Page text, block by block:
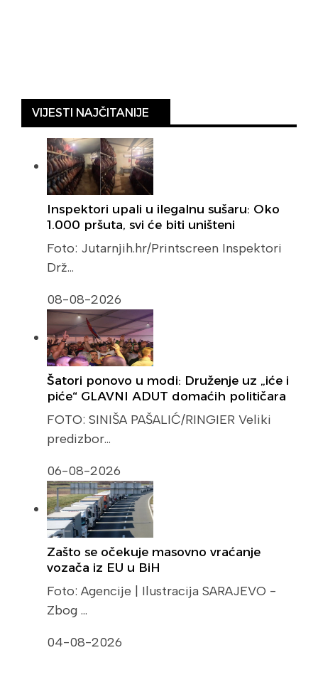
VIJESTI NAJČITANIJE
Inspektori upali u ilegalnu sušaru: Oko
1.000 pršuta, svi će biti uništeni
Foto: Jutarnjih.hr/Printscreen Inspektori
Drž…
08-08-2026
Šatori ponovo u modi: Druženje uz „iće i
piće“ GLAVNI ADUT domaćih političara
FOTO: SINIŠA PAŠALIĆ/RINGIER Veliki
predizbor…
06-08-2026
Zašto se očekuje masovno vraćanje
vozača iz EU u BiH
Foto: Agencije | Ilustracija SARAJEVO -
Zbog …
04-08-2026